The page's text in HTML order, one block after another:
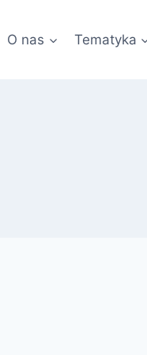
O nas Tematyka